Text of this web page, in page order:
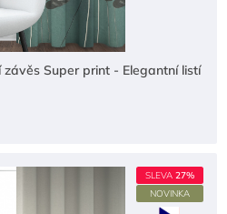
Super print - Elegantní listí
SLEVA 27%
NOVINKA